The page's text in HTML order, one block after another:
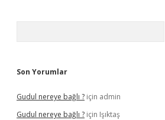
Son Yorumlar
Gudul nereye bağlı ? için admin
Gudul nereye bağlı ? için Işıktaş